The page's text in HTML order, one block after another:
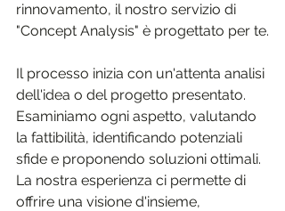
rinnovamento, il nostro servizio di
"Concept Analysis" è progettato per te.
Il processo inizia con un'attenta analisi
dell'idea o del progetto presentato.
Esaminiamo ogni aspetto, valutando
la fattibilità, identificando potenziali
sfide e proponendo soluzioni ottimali.
La nostra esperienza ci permette di
offrire una visione d'insieme,